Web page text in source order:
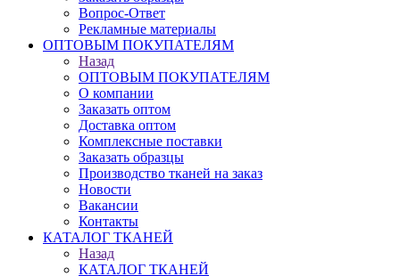
Вопрос-Ответ
Рекламные материалы
ОПТОВЫМ ПОКУПАТЕЛЯМ
Назад
ОПТОВЫМ ПОКУПАТЕЛЯМ
О компании
Заказать оптом
Доставка оптом
Комплексные поставки
Заказать образцы
Производство тканей на заказ
Новости
Вакансии
Контакты
КАТАЛОГ ТКАНЕЙ
Назад
КАТАЛОГ ТКАНЕЙ